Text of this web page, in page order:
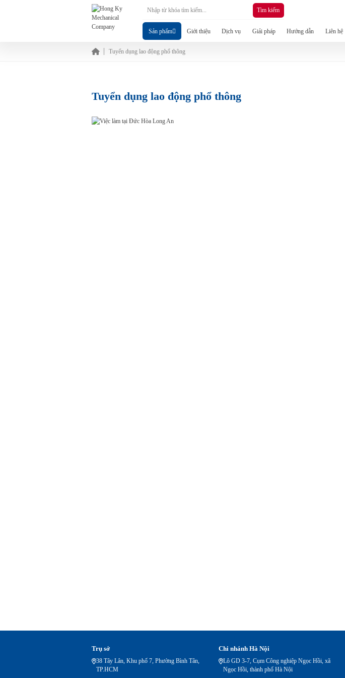
Tìm kiếm
Sản phẩm Giới thiệu Dịch vụ Giải pháp Hướng dẫn Liên hệ
Tuyển dụng lao động phổ thông
Tuyển dụng lao động phổ thông
Trụ sở
38 Tây Lân, Khu phố 7, Phường Bình Tân,
TP.HCM
Chi nhánh Hà Nội
Lô GD 3-7, Cụm Công nghiệp Ngọc Hồi, xã
Ngọc Hồi, thành phố Hà Nội